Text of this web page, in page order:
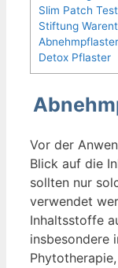
Slim Patch
Stiftung
Detox Pflaster
Vor der
Blick auf die
sollten nur
verwendet
Inhaltsstoffe
insbesondere